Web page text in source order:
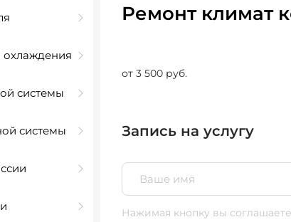
охлаждения
системы
системы
Ремонт климат
от 3 500 руб.
Запись на услугу
Нажимая кнопку вы